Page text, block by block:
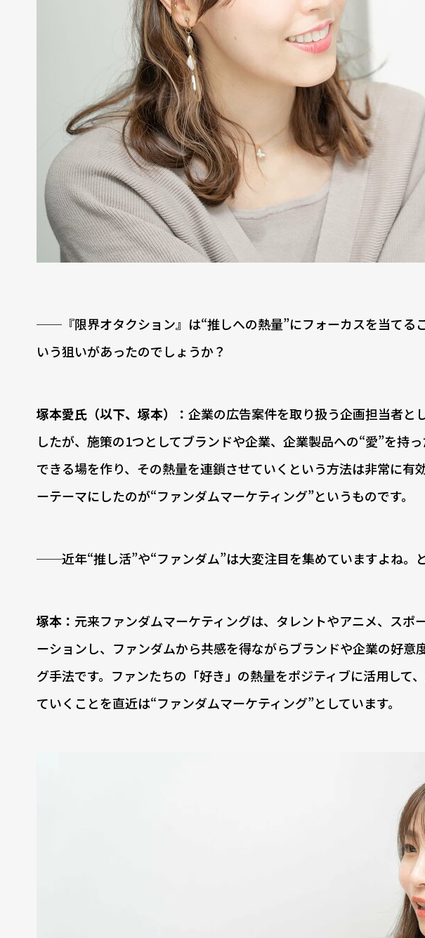
──『限界オタクション』は“推しへの熱量”にフォーカスを当てる
いう狙いがあったのでしょうか？
塚本愛氏（以下、塚本）： 企業の広告案件を取り扱う企画担当者と
したが、施策の1つとしてブランドや企業、企業製品への“愛”を持
できる場を作り、その熱量を連鎖させていくという方法は非常に有
ーテーマにしたのが“ファンダムマーケティング”というものです。
──近年“推し活”や“ファンダム”は大変注目を集めていますよね。
塚本： 元来ファンダムマーケティングは、タレントやアニメ、スポ
ーションし、ファンダムから共感を得ながらブランドや企業の好意
グ手法です。ファンたちの「好き」の熱量をポジティブに活用して
ていくことを直近は“ファンダムマーケティング”としています。